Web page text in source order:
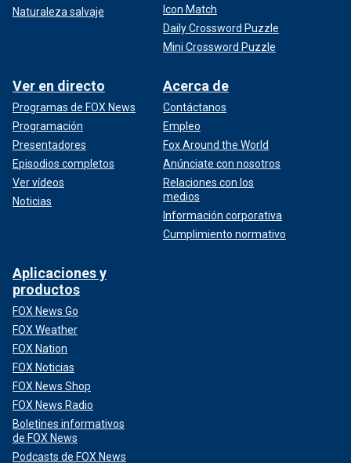
Naturaleza salvaje
Icon Match
Daily Crossword Puzzle
Mini Crossword Puzzle
Ver en directo
Programas de FOX News
Programación
Presentadores
Episodios completos
Ver vídeos
Noticias
Acerca de
Contáctanos
Empleo
Fox Around the World
Anúnciate con nosotros
Relaciones con los
medios
Información corporativa
Cumplimiento normativo
Aplicaciones y
productos
FOX News Go
FOX Weather
FOX Nation
FOX Noticias
FOX News Shop
FOX News Radio
Boletines informativos
de FOX News
Podcasts de FOX News